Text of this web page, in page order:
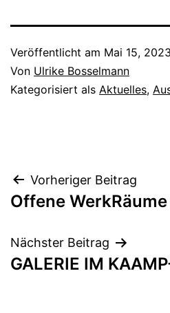
Veröffentlicht am Mai 15, 2023
Von Ulrike Bosselmann
Kategorisiert als Aktuelles,
Beitragsnavigation
Vorheriger Beitrag
Offene
Nächster Beitrag
GALERIE IM